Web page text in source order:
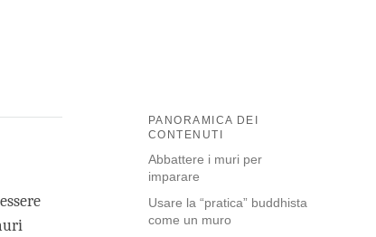
PANORAMICA DEI
CONTENUTI
Abbattere i muri per
imparare
Usare la “pratica” buddhista
come un muro